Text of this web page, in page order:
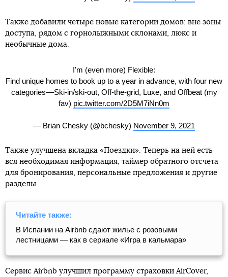
Также добавили четыре новые категории домов: вне зоны
доступа, рядом с горнолыжными склонами, люкс и
необычные дома.
I'm (even more) Flexible:
Find unique homes to book up to a year in advance, with four new
categories––Ski-in/ski-out, Off-the-grid, Luxe, and Offbeat (my
fav) pic.twitter.com/2D5M7iNn0m
— Brian Chesky (@bchesky) November 9, 2021
Также улучшена вкладка «Поездки». Теперь на ней есть
вся необходимая информация, таймер обратного отсчета
для бронирования, персональные предложения и другие
разделы.
Читайте также:
В Испании на Airbnb сдают жилье с розовыми
лестницами — как в сериале «Игра в кальмара»
Сервис Airbnb улучшил программу страховки AirCover,